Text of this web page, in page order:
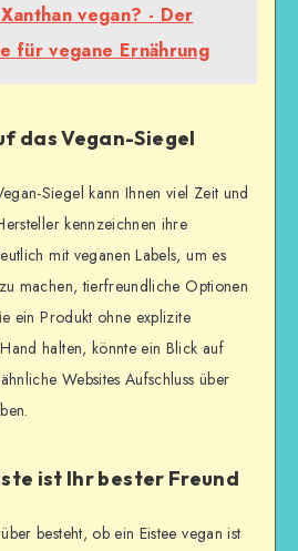
vegan? - Der
für vegane Ernährung
das Vegan-Siegel
Siegel kann Ihnen viel Zeit und
kennzeichnen ihre
mit veganen Labels, um es
machen, tierfreundliche Optionen
ein Produkt ohne explizite
halten, könnte ein Blick auf
Websites Aufschluss über
ist Ihr bester Freund
besteht, ob ein Eistee vegan ist